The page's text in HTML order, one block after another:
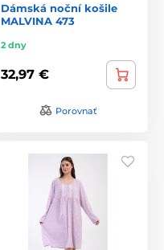
Dámská noční košile
MALVINA 473
2 dny
32,97 €
Porovnať